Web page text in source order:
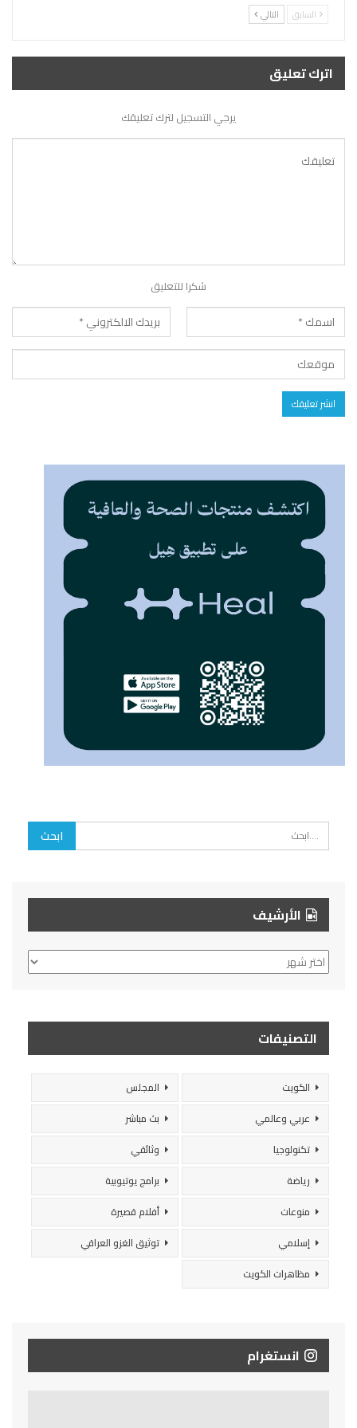
السابق التالي
اترك تعليق
يرجي التسجيل لترك تعليقك
شكرا للتعليق
الأرشيف
الأرشيف
التصنيفات
الكويت
المجلس
عربي وعالمي
بث مباشر
تكنولوجيا
وثائقي
رياضة
برامج يوتيوبية
منوعات
أفلام قصيرة
إسلامي
توثيق الغزو العراقي
مظاهرات الكويت
انستغرام